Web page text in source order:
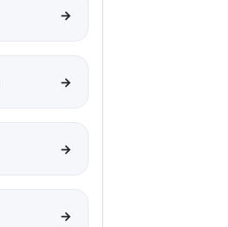
→
→
→
→